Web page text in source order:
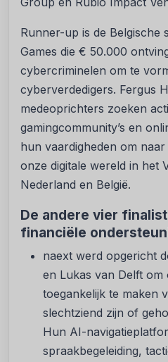
Runner-up is de Belgische
Games die € 50.000
cybercriminelen om te
cyberverdedigers. Fergus
medeoprichters zoeken
gamingcommunity’s en
hun vaardigheden om
onze digitale wereld in het
Nederland en België.
De andere vier
financiële
naext werd opgericht
en Lukas van Delft
toegankelijk te maken
slechtziend zijn of
Hun AI-
spraakbegeleiding,